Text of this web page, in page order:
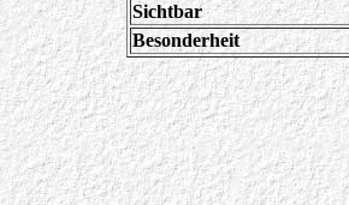
Sichtbar
Besonderheit